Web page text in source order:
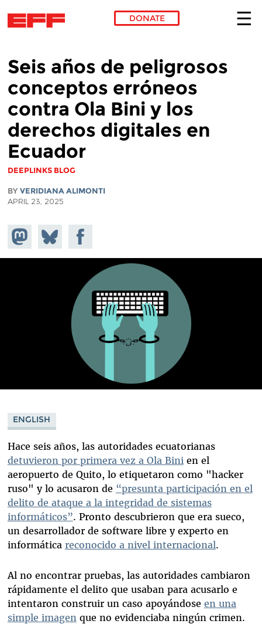
DONATE
Seis años de peligrosos
conceptos erróneos
contra Ola Bini y los
derechos digitales en
Ecuador
DEEPLINKS BLOG
BY VERIDIANA ALIMONTI
APRIL 23, 2025
Share on
Mastodon
Share
on
Bluesky
Share on
Facebook
ENGLISH
Hace seis años, las autoridades ecuatorianas
detuvieron por primera vez a Ola Bini en el
aeropuerto de Quito, lo etiquetaron como "hacker
ruso" y lo acusaron de “presunta participación en el
delito de ataque a la integridad de sistemas
informáticos”. Pronto descubrieron que era sueco,
un desarrollador de software libre y experto en
informática reconocido a nivel internacional.
Al no encontrar pruebas, las autoridades cambiaron
rápidamente el delito que usaban para acusarlo e
intentaron construir un caso apoyándose en una
simple imagen que no evidenciaba ningún crimen.